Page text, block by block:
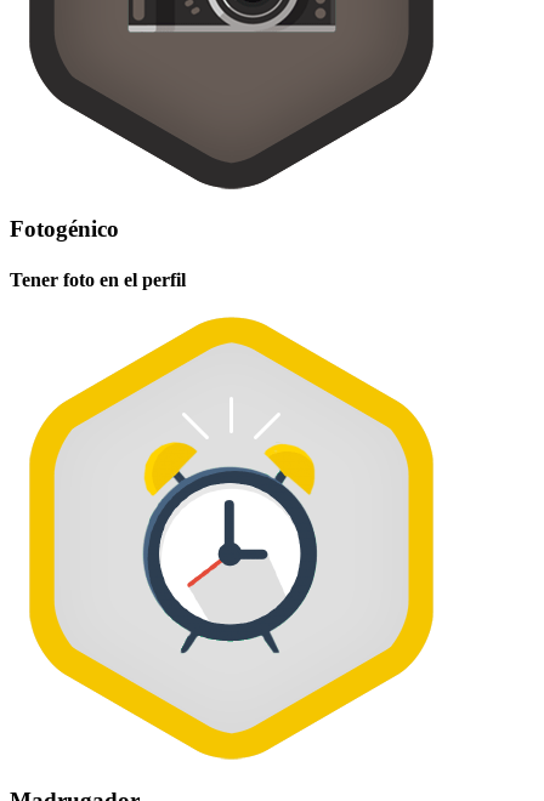
Fotogénico
Tener foto en el perfil